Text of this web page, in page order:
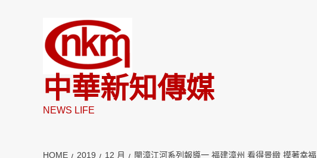
中華新知傳媒
NEWS LIFE
HOME 2019 12 月 閩漳江河系列報導一 福建漳州 看得景緻 摸著幸福